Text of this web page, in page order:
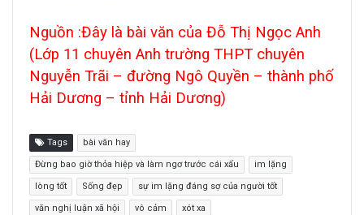
Nguồn :Đây là bài văn của Đỗ Thị Ngọc Anh
(Lớp 11 chuyên Anh trường THPT chuyên
Nguyễn Trãi – đường Ngô Quyền – thành phố
Hải Dương – tỉnh Hải Dương)
Tags bài văn hay
Đừng bao giờ thỏa hiệp và làm ngơ trước cái xấu im lặng
lòng tốt Sống đẹp sự im lặng đáng sợ của người tốt
văn nghị luận xã hội vô cảm xót xa